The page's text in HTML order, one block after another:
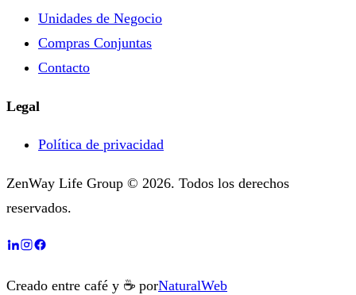
Unidades de Negocio
Compras Conjuntas
Contacto
Legal
Política de privacidad
ZenWay Life Group © 2026. Todos los derechos
reservados.
Creado entre café y ☕ porNaturalWeb